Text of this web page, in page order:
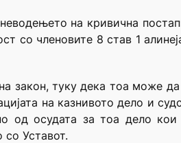
на кривична
со членовите 8 став 1
закон, туку дека тоа може
на казнивото дело и
од осудата за тоа дело кои
со Уставот.